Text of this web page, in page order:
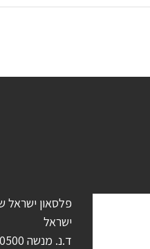
פלסאון ישראל
ישראל
ד.נ. מנשה 3780500